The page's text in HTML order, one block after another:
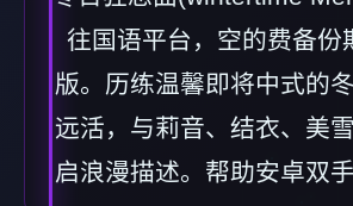
往国语平台，空的费备份
版。历练温馨即将中式的
远活，与莉音、结衣、美
启浪漫描述。帮助安卓双手